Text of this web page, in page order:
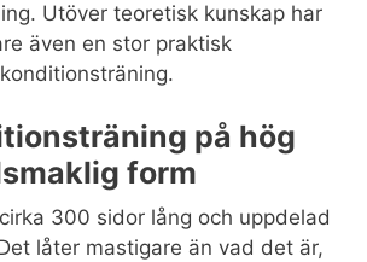
Utöver teoretisk kunskap har
även en stor praktisk
på hög
form
300 sidor lång och uppdelad
låter mastigare än vad det är,